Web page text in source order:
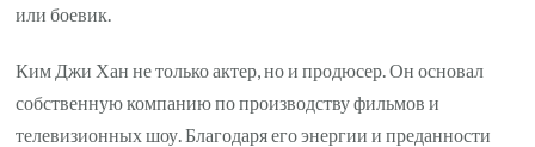
или боевик.
Ким Джи Хан не только актер, но и продюсер. Он основал
собственную компанию по производству фильмов и
телевизионных шоу. Благодаря его энергии и преданности